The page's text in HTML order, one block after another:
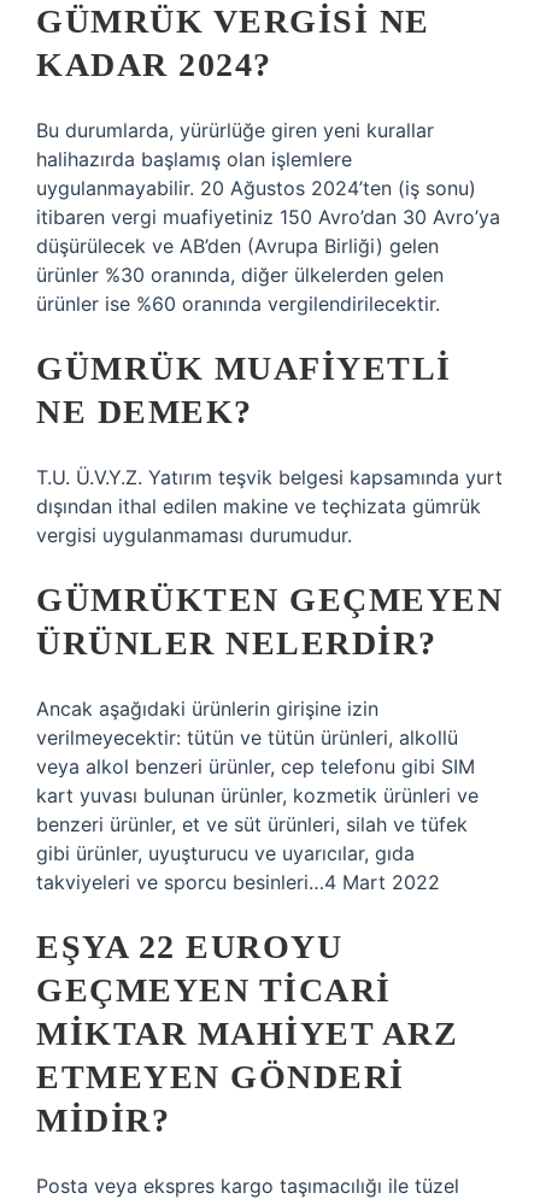
GÜMRÜK VERGISI NE
KADAR 2024?
Bu durumlarda, yürürlüğe giren yeni kurallar
halihazırda başlamış olan işlemlere
uygulanmayabilir. 20 Ağustos 2024’ten (iş sonu)
itibaren vergi muafiyetiniz 150 Avro’dan 30 Avro’ya
düşürülecek ve AB’den (Avrupa Birliği) gelen
ürünler %30 oranında, diğer ülkelerden gelen
ürünler ise %60 oranında vergilendirilecektir.
GÜMRÜK MUAFIYETLI
NE DEMEK?
T.U. Ü.V.Y.Z. Yatırım teşvik belgesi kapsamında yurt
dışından ithal edilen makine ve teçhizata gümrük
vergisi uygulanmaması durumudur.
GÜMRÜKTEN GEÇMEYEN
ÜRÜNLER NELERDIR?
Ancak aşağıdaki ürünlerin girişine izin
verilmeyecektir: tütün ve tütün ürünleri, alkollü
veya alkol benzeri ürünler, cep telefonu gibi SIM
kart yuvası bulunan ürünler, kozmetik ürünleri ve
benzeri ürünler, et ve süt ürünleri, silah ve tüfek
gibi ürünler, uyuşturucu ve uyarıcılar, gıda
takviyeleri ve sporcu besinleri…4 Mart 2022
EŞYA 22 EUROYU
GEÇMEYEN TICARI
MIKTAR MAHIYET ARZ
ETMEYEN GÖNDERI
MIDIR?
Posta veya ekspres kargo taşımacılığı ile tüzel